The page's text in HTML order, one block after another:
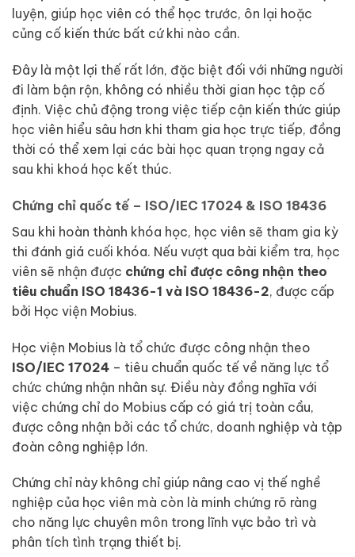
luyện, giúp học viên có thể học trước, ôn lại hoặc
củng cố kiến thức bất cứ khi nào cần.
Đây là một lợi thế rất lớn, đặc biệt đối với những người
đi làm bận rộn, không có nhiều thời gian học tập cố
định. Việc chủ động trong việc tiếp cận kiến thức giúp
học viên hiểu sâu hơn khi tham gia học trực tiếp, đồng
thời có thể xem lại các bài học quan trọng ngay cả
sau khi khoá học kết thúc.
Chứng chỉ quốc tế – ISO/IEC 17024 & ISO 18436
Sau khi hoàn thành khóa học, học viên sẽ tham gia kỳ
thi đánh giá cuối khóa. Nếu vượt qua bài kiểm tra, học
viên sẽ nhận được chứng chỉ được công nhận theo
tiêu chuẩn ISO 18436-1 và ISO 18436-2, được cấp
bởi Học viện Mobius.
Học viện Mobius là tổ chức được công nhận theo
ISO/IEC 17024 – tiêu chuẩn quốc tế về năng lực tổ
chức chứng nhận nhân sự. Điều này đồng nghĩa với
việc chứng chỉ do Mobius cấp có giá trị toàn cầu,
được công nhận bởi các tổ chức, doanh nghiệp và tập
đoàn công nghiệp lớn.
Chứng chỉ này không chỉ giúp nâng cao vị thế nghề
nghiệp của học viên mà còn là minh chứng rõ ràng
cho năng lực chuyên môn trong lĩnh vực bảo trì và
phân tích tình trạng thiết bị.